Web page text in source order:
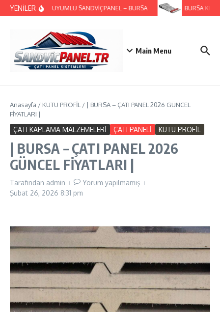
İçeriğe atla
YENİLERGES UYUMLU SANDVİÇPANEL – BURSA BURSA KUTU
Main Menu
Anasayfa / KUTU PROFİL / | BURSA – ÇATI PANEL 2026 GÜNCEL
FİYATLARI |
ÇATI KAPLAMA MALZEMELERİ ÇATI PANELİ KUTU PROFİL
| BURSA – ÇATI PANEL 2026
GÜNCEL FİYATLARI |
Tarafından admin
Yorum yapılmamış
Şubat 26, 2026 8:31 pm